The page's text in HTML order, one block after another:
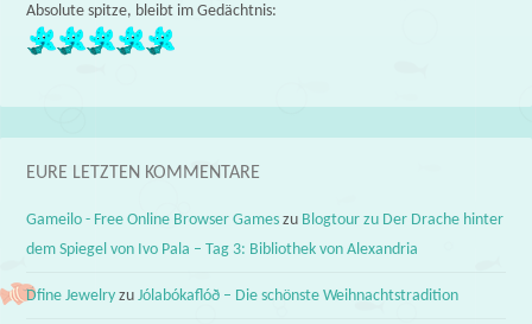
Absolute spitze, bleibt im Gedächtnis:
EURE LETZTEN KOMMENTARE
Gameilo - Free Online Browser Games zu Blogtour zu Der Drache hinter
dem Spiegel von Ivo Pala – Tag 3: Bibliothek von Alexandria
Dfine Jewelry zuJólabókaflóð – Die schönste Weihnachtstradition